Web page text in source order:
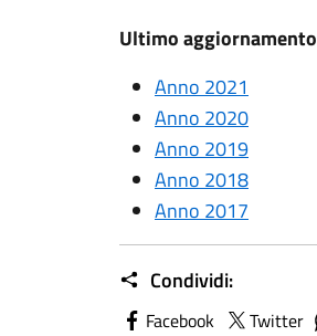
Ultimo aggiornamento
Anno 2021
Anno 2020
Anno 2019
Anno 2018
Anno 2017
Condividi:
Facebook Twitter